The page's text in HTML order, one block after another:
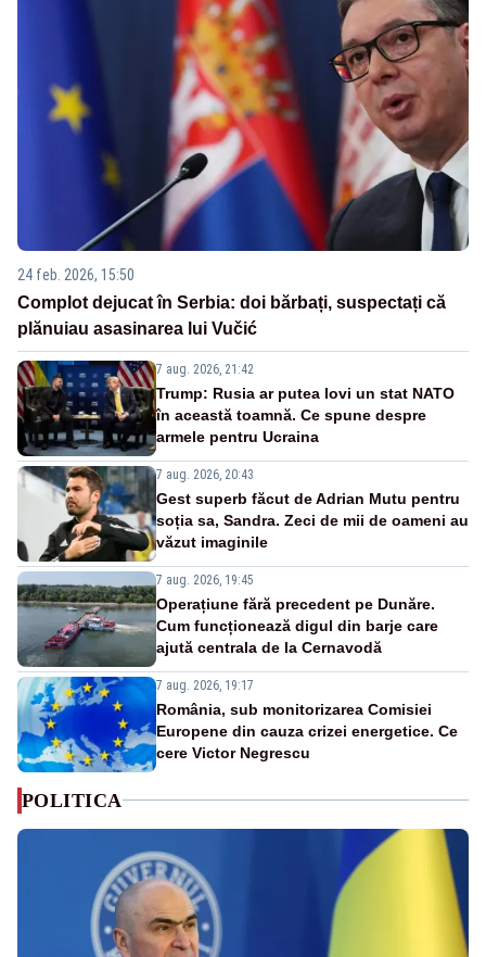
24 feb. 2026, 15:50
Complot dejucat în Serbia: doi bărbați, suspectați că
plănuiau asasinarea lui Vučić
7 aug. 2026, 21:42
Trump: Rusia ar putea lovi un stat NATO
în această toamnă. Ce spune despre
armele pentru Ucraina
7 aug. 2026, 20:43
Gest superb făcut de Adrian Mutu pentru
soția sa, Sandra. Zeci de mii de oameni au
văzut imaginile
7 aug. 2026, 19:45
Operațiune fără precedent pe Dunăre.
Cum funcționează digul din barje care
ajută centrala de la Cernavodă
7 aug. 2026, 19:17
România, sub monitorizarea Comisiei
Europene din cauza crizei energetice. Ce
cere Victor Negrescu
POLITICA